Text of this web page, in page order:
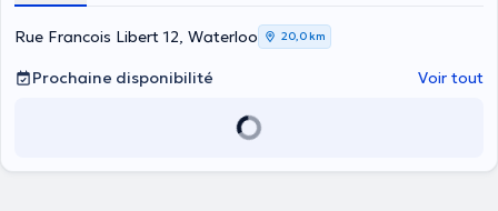
DRY NEEDLING
Rue Francois Libert 12, Waterloo 20,0 km
Prochaine disponibilité Voir tout